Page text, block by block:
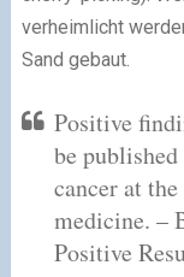
verheimlicht
Sand gebaut.
Positive
be
cancer at
medicine. –
Positive